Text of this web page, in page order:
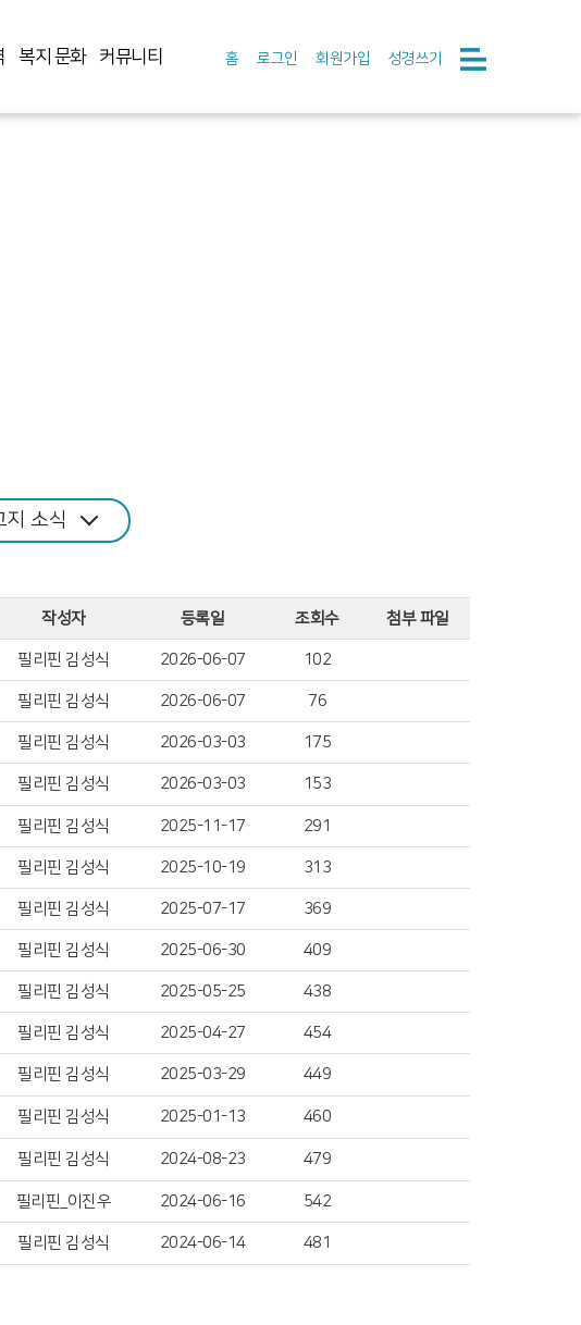
복지 문화 커뮤니티 홈 로그인 회원가입 성경쓰기
지 소식
작성자 등록일 조회수 첨부 파일
필리핀 김성식 2026-06-07 102
필리핀 김성식 2026-06-07 76
필리핀 김성식 2026-03-03 175
필리핀 김성식 2026-03-03 153
필리핀 김성식 2025-11-17 291
필리핀 김성식 2025-10-19 313
필리핀 김성식 2025-07-17 369
필리핀 김성식 2025-06-30 409
필리핀 김성식 2025-05-25 438
필리핀 김성식 2025-04-27 454
필리핀 김성식 2025-03-29 449
필리핀 김성식 2025-01-13 460
필리핀 김성식 2024-08-23 479
필리핀_이진우 2024-06-16 542
필리핀 김성식 2024-06-14 481